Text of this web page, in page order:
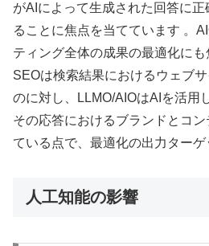
がAIによって生成された回答に
ることに焦点を当てています 。
ティング全体の成果の最適化にも
SEOは検索結果におけるウェブ
のに対し、LLMO/AIOはAIを活用
その応答におけるブランドとコ
ている点で、最適化の出力ターゲ
人工知能の影響